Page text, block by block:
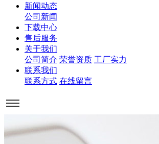
新闻动态
公司新闻
下载中心
售后服务
关于我们
公司简介 荣誉资质 工厂实力
联系我们
联系方式 在线留言